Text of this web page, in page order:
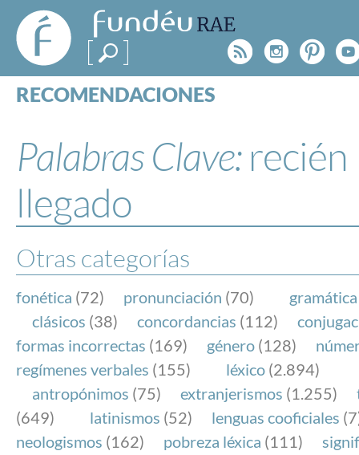
FundéuRAE
- Fundación
del Español
Urgente
Rss
RECOMENDACIONES
ESPECIALES
BLOG
NOTICIAS
FundéuRAE es una fundación patrocinada por la
y la Real Academia Española, cuyo objetivo es
el buen uso del español en los medios de
Internet.
Palabras Clave: recién
llegado
Otras categorías
fonética (72) pronunciación (70) gramática
clásicos (38) concordancias (112)
formas incorrectas (169) género (128)
regímenes verbales (155) léxico (2.894)
antropónimos (75) extranjerismos (1.255)
(649)
latinismos (52) lenguas cooficiales
neologismos (162) pobreza léxica (111)